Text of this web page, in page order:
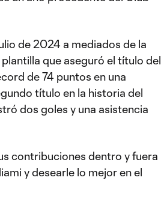
de 2024 a mediados de la
que aseguró el título del
de 74 puntos en una
título en la historia del
dos goles y una asistencia
contribuciones dentro y fuera
y desearle lo mejor en el